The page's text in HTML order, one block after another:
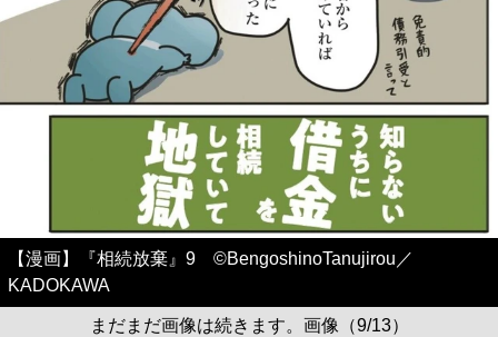
【漫画】『相続放棄』9 ©BengoshinoTanujirou／
KADOKAWA
まだまだ画像は続きます。画像（9/13）